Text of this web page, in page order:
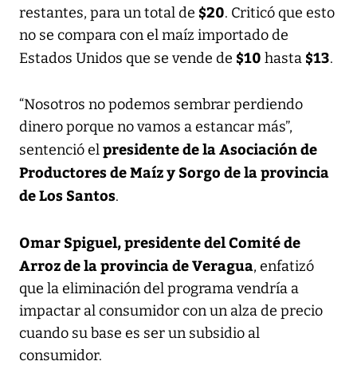
restantes, para un total de $20. Criticó que esto
no se compara con el maíz importado de
Estados Unidos que se vende de $10 hasta $13.
“Nosotros no podemos sembrar perdiendo
dinero porque no vamos a estancar más”,
sentenció elpresidente de la Asociación de
Productores de Maíz y Sorgo de la provincia
de Los Santos.
Omar Spiguel, presidente del Comité de
Arroz de la provincia de Veragua, enfatizó
que la eliminación del programa vendría a
impactar al consumidor con un alza de precio
cuando su base es ser un subsidio al
consumidor.